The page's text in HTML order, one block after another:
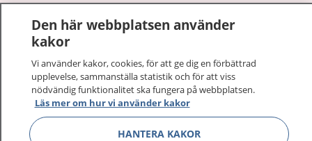
1177–tryggt om din hälsa och vård
På 1177.se får du råd om hälsa och information om
sjukdomar och vilka mottagningar du kan kontakta.
Logga in för att läsa din journal och göra dina
vårdärenden. Ring telefonnummer 1177 för
sjukvårdsrådgivning dygnet runt.
1177 ger dig råd när du vill må bättre.
Den här webbplatsen använder
kakor
Vi använder kakor, cookies, för att ge dig en förbättrad
upplevelse, sammanställa statistik och för att viss
nödvändig funktionalitet ska fungera på webbplatsen.
Läs mer om hur vi använder kakor
HANTERA KAKOR